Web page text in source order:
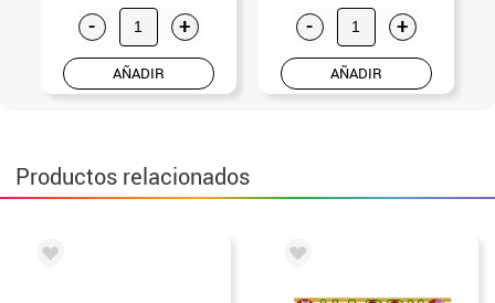
- +
AÑADIR
- +
AÑADIR
Productos relacionados